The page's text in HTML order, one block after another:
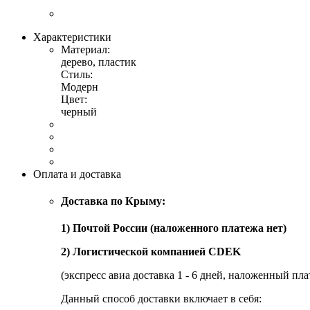
Характеристики
Материал:
дерево, пластик
Стиль:
Модерн
Цвет:
черный
Оплата и доставка
Доставка по Крыму:
1) Почтой России (наложенного платежа нет)
2) Логистической компанией CDEK
(экспресс авиа доставка 1 - 6 дней, наложенный
Данный способ доставки включает в себя: